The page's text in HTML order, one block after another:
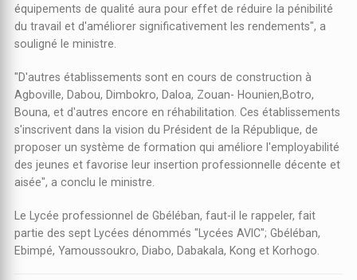
équipements de qualité aura pour effet de réduire la pénibilité
du travail et d'améliorer significativement les rendements", a
souligné le ministre.
"D'autres établissements sont en cours de construction à
Agboville, Dabou, Dimbokro, Daloa, Zouan- Hounien,Botro,
Bouna, et d'autres encore en réhabilitation. Ces établissements
s'inscrivent dans la vision du Président de la République, de
proposer un système de formation qui améliore l'employabilité
des jeunes et favorise leur insertion professionnelle décente et
aisée", a conclu le ministre.
Le Lycée professionnel de Gbéléban, faut-il le rappeler, fait
partie des sept Lycées dénommés "Lycées AVIC"; Gbéléban,
Ebimpé, Yamoussoukro, Diabo, Dabakala, Kong et Korhogo.